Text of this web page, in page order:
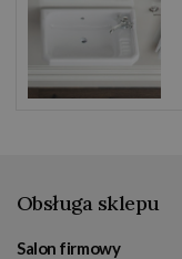
Obsługa sklepu
Salon firmowy